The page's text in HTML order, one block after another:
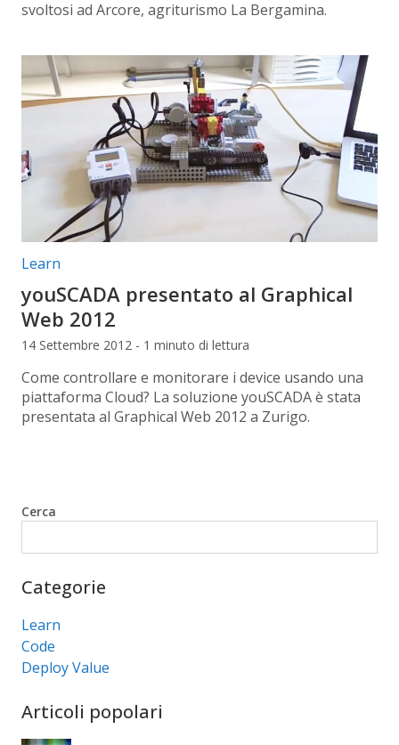
svoltosi ad Arcore, agriturismo La Bergamina.
Categorie articolo:
Learn
youSCADA presentato al Graphical
Web 2012
14 Settembre 2012 - 1 minuto di lettura
Come controllare e monitorare i device usando una
piattaforma Cloud? La soluzione youSCADA è stata
presentata al Graphical Web 2012 a Zurigo.
Cerca
Categorie
Learn
Code
Deploy Value
Articoli popolari